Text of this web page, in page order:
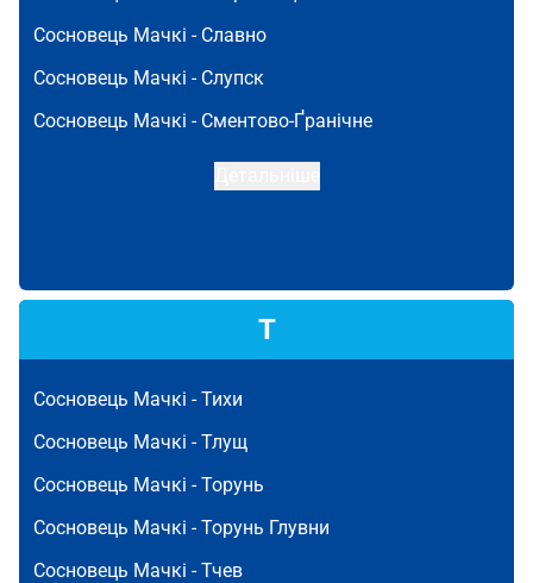
Сосновець Мачкі - Славно
Сосновець Мачкі - Слупск
Сосновець Мачкі - Сментово-Ґранічне
Т
Сосновець Мачкі -Тихи
Сосновець Мачкі -Тлущ
Сосновець Мачкі -Торунь
Сосновець Мачкі -Торунь Глувни
Сосновець Мачкі -Тчев